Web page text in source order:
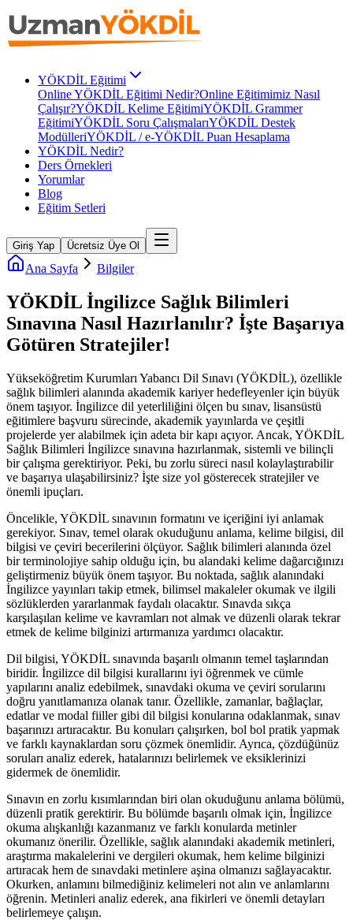
YÖKDİL Eğitimi
Online YÖKDİL Eğitimi Nedir?Online Eğitimimiz Nasıl
Çalışır?YÖKDİL Kelime EğitimiYÖKDİL Grammer
EğitimiYÖKDİL Soru ÇalışmalarıYÖKDİL Destek
ModülleriYÖKDİL / e-YÖKDİL Puan Hesaplama
YÖKDİL Nedir?
Ders Örnekleri
Yorumlar
Blog
Eğitim Setleri
Giriş Yap Ücretsiz Üye Ol
Ana Sayfa Bilgiler
YÖKDİL İngilizce Sağlık Bilimleri
Sınavına Nasıl Hazırlanılır? İşte Başarıya
Götüren Stratejiler!
Yükseköğretim Kurumları Yabancı Dil Sınavı (YÖKDİL), özellikle
sağlık bilimleri alanında akademik kariyer hedefleyenler için büyük
önem taşıyor. İngilizce dil yeterliliğini ölçen bu sınav, lisansüstü
eğitimlere başvuru sürecinde, akademik yayınlarda ve çeşitli
projelerde yer alabilmek için adeta bir kapı açıyor. Ancak, YÖKDİL
Sağlık Bilimleri İngilizce sınavına hazırlanmak, sistemli ve bilinçli
bir çalışma gerektiriyor. Peki, bu zorlu süreci nasıl kolaylaştırabilir
ve başarıya ulaşabilirsiniz? İşte size yol gösterecek stratejiler ve
önemli ipuçları.
Öncelikle, YÖKDİL sınavının formatını ve içeriğini iyi anlamak
gerekiyor. Sınav, temel olarak okuduğunu anlama, kelime bilgisi, dil
bilgisi ve çeviri becerilerini ölçüyor. Sağlık bilimleri alanında özel
bir terminolojiye sahip olduğu için, bu alandaki kelime dağarcığınızı
geliştirmeniz büyük önem taşıyor. Bu noktada, sağlık alanındaki
İngilizce yayınları takip etmek, bilimsel makaleler okumak ve ilgili
sözlüklerden yararlanmak faydalı olacaktır. Sınavda sıkça
karşılaşılan kelime ve kavramları not almak ve düzenli olarak tekrar
etmek de kelime bilginizi artırmanıza yardımcı olacaktır.
Dil bilgisi, YÖKDİL sınavında başarılı olmanın temel taşlarından
biridir. İngilizce dil bilgisi kurallarını iyi öğrenmek ve cümle
yapılarını analiz edebilmek, sınavdaki okuma ve çeviri sorularını
doğru yanıtlamanıza olanak tanır. Özellikle, zamanlar, bağlaçlar,
edatlar ve modal fiiller gibi dil bilgisi konularına odaklanmak, sınav
başarınızı artıracaktır. Bu konuları çalışırken, bol bol pratik yapmak
ve farklı kaynaklardan soru çözmek önemlidir. Ayrıca, çözdüğünüz
soruları analiz ederek, hatalarınızı belirlemek ve eksiklerinizi
gidermek de önemlidir.
Sınavın en zorlu kısımlarından biri olan okuduğunu anlama bölümü,
düzenli pratik gerektirir. Bu bölümde başarılı olmak için, İngilizce
okuma alışkanlığı kazanmanız ve farklı konularda metinler
okumanız önerilir. Özellikle, sağlık alanındaki akademik metinleri,
araştırma makalelerini ve dergileri okumak, hem kelime bilginizi
artıracak hem de sınavdaki metinlere aşina olmanızı sağlayacaktır.
Okurken, anlamını bilmediğiniz kelimeleri not alın ve anlamlarını
öğrenin. Metinleri analiz ederek, ana fikirleri ve önemli detayları
belirlemeye çalışın.